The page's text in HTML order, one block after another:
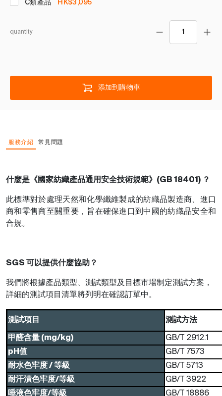
C類產品
HK$3,095
quantity
添加到購物車
服務介紹 常見問題
什麼是《國家紡織產品通用安全技術規範》(GB 18401) ？
此標準對於處理天然和化學纖維製成的紡織品製造商、進口
商和零售商至關重要，旨在確保進口到中國的紡織品安全和
合規。
SGS 可以提供什麼協助？
我們將根據產品類型、測試類型及目標市場制定測試方案，
詳細的測試項目清單將列明在確認訂單中。
測試項目 測試方法
甲醛含量 (mg/kg)
GB/T 2912.1
pH值
GB/T 7573
耐水色牢度 / 等級
GB/T 5713
耐汗漬色牢度/等級
GB/T 3922
唾液色牢度/等級
GB/T 18886